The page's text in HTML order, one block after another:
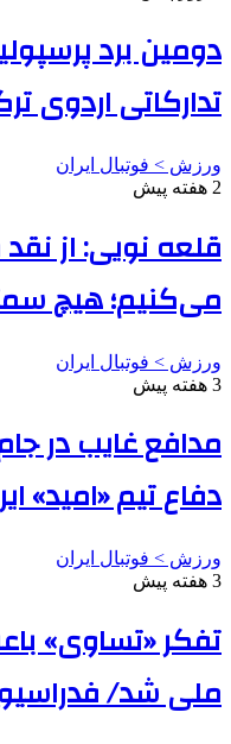
دومین برد
تدارکاتی اردوی
ورزش > فوتبال ایران
2 هفته پیش
قلعه نویی: از
می‌کنیم؛ هیچ
ورزش > فوتبال ایران
3 هفته پیش
مدافع غایب در
دفاع تیم «امید»
ورزش > فوتبال ایران
3 هفته پیش
تفکر «تساوی»
ملی شد/